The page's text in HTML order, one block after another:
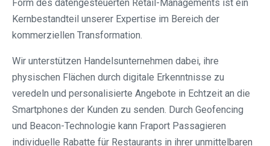
Form des datengesteuerten Retail-Managements ist ein
Kernbestandteil unserer Expertise im Bereich der
kommerziellen Transformation.
Wir unterstützen Handelsunternehmen dabei, ihre
physischen Flächen durch digitale Erkenntnisse zu
veredeln und personalisierte Angebote in Echtzeit an die
Smartphones der Kunden zu senden. Durch Geofencing
und Beacon-Technologie kann Fraport Passagieren
individuelle Rabatte für Restaurants in ihrer unmittelbaren